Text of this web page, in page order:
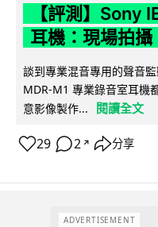
【評測】Sony
耳機：現場拍
談到專業混音專用的聲音
MDR-M1 專業錄音室耳機
意影像製作...
閱讀全文
29 2 ↗ 分享
ADVERTISEMENT